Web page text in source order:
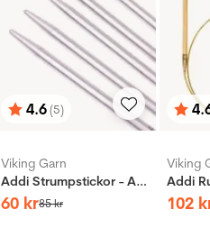
Betyg:
4.6(5)
utav 5 stjärnor
Viking Garn
Addi Strumpstickor - Aluminium
60 kr85kr
utav
Viking
102